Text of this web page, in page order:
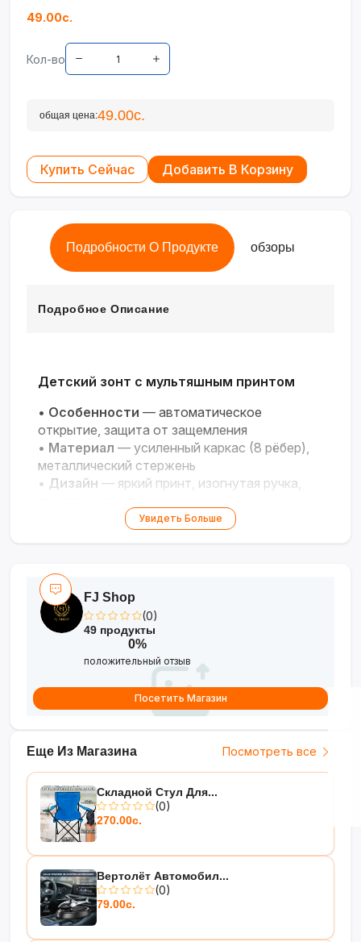
49.00с.
Кол-во
общая цена:49.00с.
Купить Сейчас Добавить В Корзину
Подробности О Продукте обзоры
Подробное Описание
Детский зонт с мультяшным принтом
• Особенности — автоматическое
открытие, защита от защемления
• Материал — усиленный каркас (8 рёбер),
металлический стержень
• Дизайн — яркий принт, изогнутая ручка,
Дополнительно— застёжка-липучка для
Увидеть Больше
Еще Из Магазина Посмотреть все
Складной Стул Для...
(0)
270.00с.
Вертолёт Автомобил...
(0)
79.00с.
FJ Shop
(0)
49 продукты
0%
положительный отзыв
Посетить Магазин